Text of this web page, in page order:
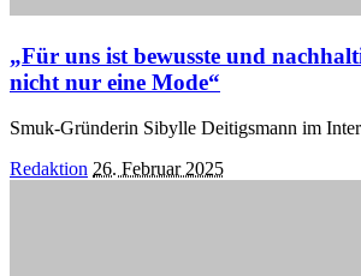
„Für uns ist bewusste und
nicht nur eine Mode“
Smuk-Gründerin Sibylle Deitigsmann im
Posted
Redaktion 26. Februar 2025